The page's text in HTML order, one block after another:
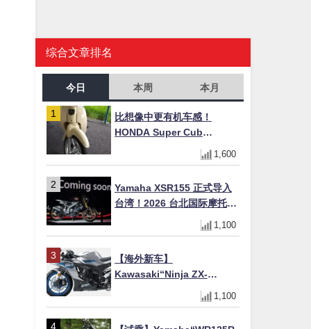
综合文章排名
今日 本周 本月
比想像中更有机车感！
HONDA Super Cub
110【Webike爱车精选】
1,600
Yamaha XSR155 正式导入
台湾！2026 台北国际摩托车
展亮相，70 周年纪念版
YZF-R 系列限量追加贩售
1,100
【海外新车】
Kawasaki“Ninja ZX-
6R”2027年式北美发表！
636cc四缸×银河银/暮光蓝新
1,100